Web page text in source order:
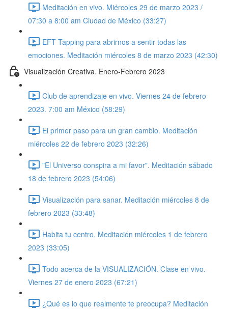
Meditación en vivo. Miércoles 29 de marzo 2023 /
07:30 a 8:00 am Ciudad de México (33:27)
EFT Tapping para abrirnos a sentir todas las
emociones. Meditación miércoles 8 de marzo 2023 (42:30)
Visualización Creativa. Enero-Febrero 2023
Club de aprendizaje en vivo. Viernes 24 de febrero
2023. 7:00 am México (58:29)
El primer paso para un gran cambio. Meditación
miércoles 22 de febrero 2023 (32:26)
"El Universo conspira a mi favor". Meditación sábado
18 de febrero 2023 (54:06)
Visualización para sanar. Meditación miércoles 8 de
febrero 2023 (33:48)
Habita tu centro. Meditación miércoles 1 de febrero
2023 (33:05)
Todo acerca de la VISUALIZACIÓN. Clase en vivo.
Viernes 27 de enero 2023 (67:21)
¿Qué es lo que realmente te preocupa? Meditación